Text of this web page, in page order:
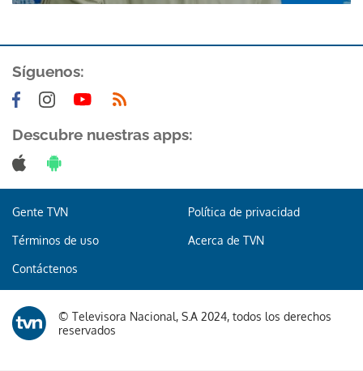
Síguenos:
Descubre nuestras apps:
Gente TVN Política de privacidad
Términos de uso Acerca de TVN
Contáctenos
© Televisora Nacional, S.A 2024, todos los derechos
reservados